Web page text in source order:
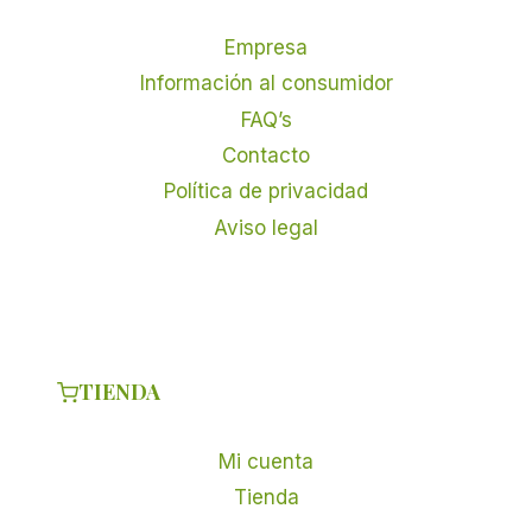
Empresa
Información al consumidor
FAQ’s
Contacto
Política de privacidad
Aviso legal
TIENDA
Mi cuenta
Tienda